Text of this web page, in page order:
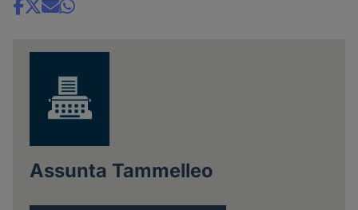
Share
Assunta Tammelleo